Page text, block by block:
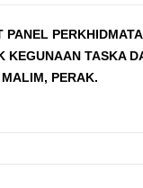
KEGUNAAN TASKA
PERAK.